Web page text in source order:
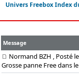
Univers Freebox Index
Message
Normand BZH , Posté
Grosse panne Free dans